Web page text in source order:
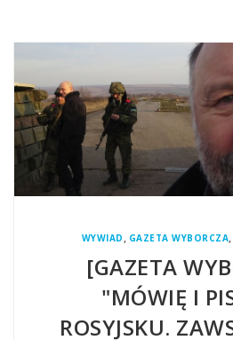
WYWIAD , GAZETA WYBORCZA,
[GAZETA
"MÓWIĘ I
ROSYJSKU.